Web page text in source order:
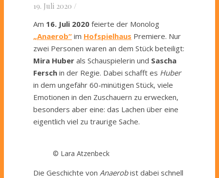
19. Juli 2020 /
Am 16. Juli 2020 feierte der Monolog
„Anaerob“ im Hofspielhaus Premiere. Nur
zwei Personen waren an dem Stück beteiligt:
Mira Huber als Schauspielerin und Sascha
Fersch in der Regie. Dabei schafft es Huber
in dem ungefähr 60-minütigen Stück, viele
Emotionen in den Zuschauern zu erwecken,
besonders aber eine: das Lachen über eine
eigentlich viel zu traurige Sache.
© Lara Atzenbeck
Die Geschichte von Anaerobist dabei schnell